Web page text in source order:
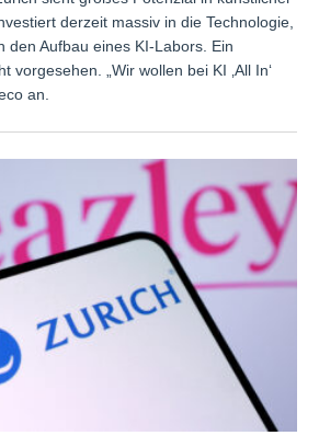
derzeit massiv in die Technologie,
den Aufbau eines KI-Labors. Ein
vorgesehen. „Wir wollen bei KI ‚All In‘
an.